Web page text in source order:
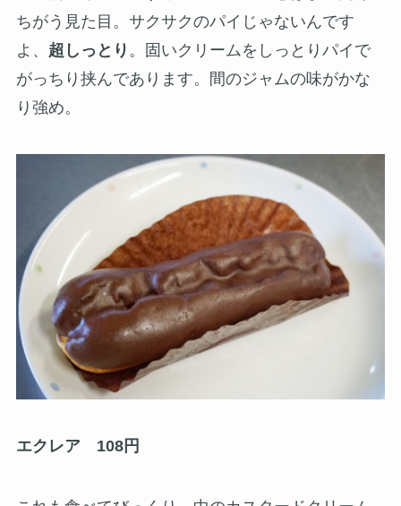
ちがう見た目。サクサクのパイじゃないんです
よ、 超しっとり 。固いクリームをしっとりパイで
がっちり挟んであります。間のジャムの味がかな
り強め。
エクレア 108円